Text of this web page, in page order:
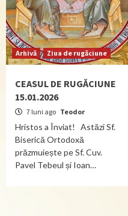
Arhivă Ziua de rugăciune
CEASUL DE RUGĂCIUNE
15.01.2026
7 luni ago Teodor
Hristos a Înviat! Astăzi Sf.
Biserică Ortodoxă
prăzmuiește pe Sf. Cuv.
Pavel Tebeul și Ioan…